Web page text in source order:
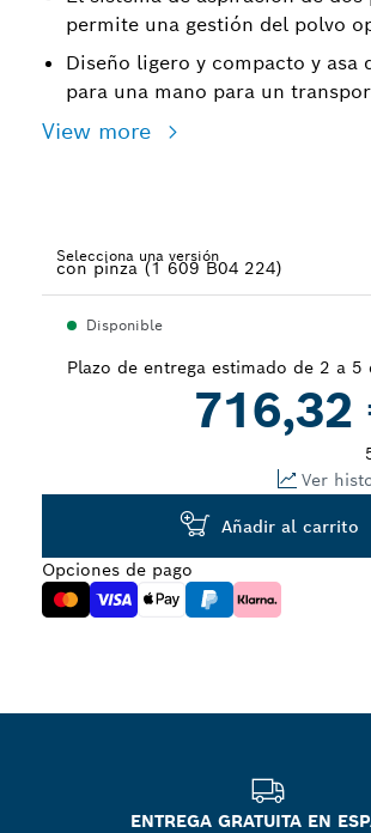
permite una gestión del polvo
Diseño ligero y compacto y asa
para una mano para un
View more
Selecciona una versión
closedDisponible
Plazo de entrega estimado de 2 a 5
716,32
Ver
Añadir al carrito
Opciones de pago
ENTREGA GRATUITA EN